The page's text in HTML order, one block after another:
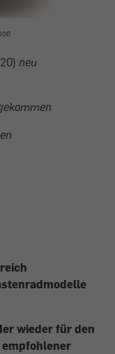
neu
wieder für den